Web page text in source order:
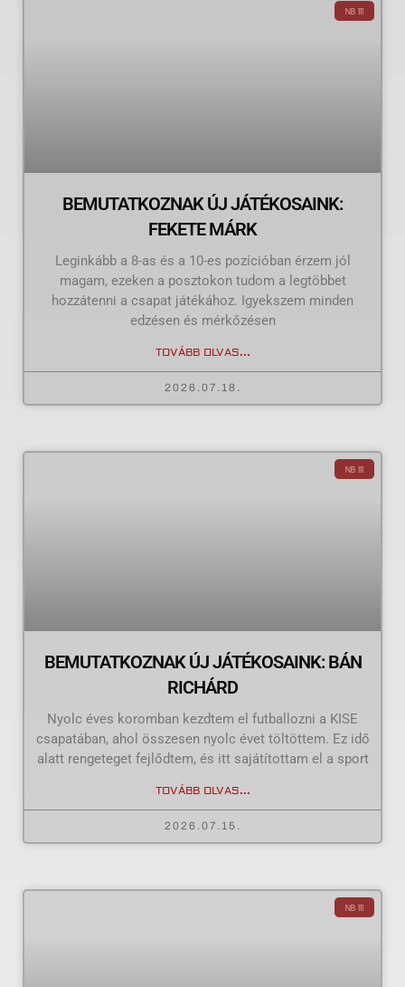
NB III
BEMUTATKOZNAK ÚJ JÁTÉKOSAINK:
FEKETE MÁRK
Leginkább a 8-as és a 10-es pozícióban érzem jól
magam, ezeken a posztokon tudom a legtöbbet
hozzátenni a csapat játékához. Igyekszem minden
edzésen és mérkőzésen
TOVÁBB OLVAS...
2026.07.18.
NB III
BEMUTATKOZNAK ÚJ JÁTÉKOSAINK: BÁN
RICHÁRD
Nyolc éves koromban kezdtem el futballozni a KISE
csapatában, ahol összesen nyolc évet töltöttem. Ez idő
alatt rengeteget fejlődtem, és itt sajátítottam el a sport
TOVÁBB OLVAS...
2026.07.15.
NB III